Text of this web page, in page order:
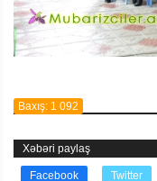
Baxış: 1 092
Xəbəri paylaş
Facebook Twitter